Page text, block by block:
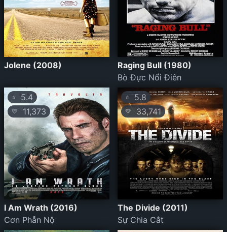
Jolene (2008)
Raging Bull (1980)
Bò Đực Nổi Điên
⭐ 5.4
💛 11,373
I Am Wrath (2016)
Cơn Phẫn Nộ
⭐ 5.8
💛 33,741
The Divide (2011)
Sự Chia Cắt